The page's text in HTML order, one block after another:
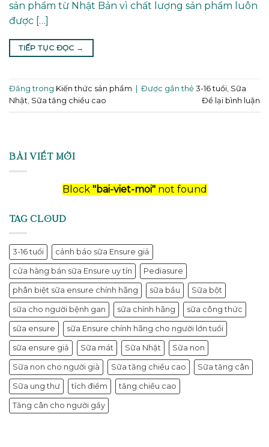
sản phẩm từ Nhật Bản vì chất lượng sản phẩm luôn
được […]
TIẾP TỤC ĐỌC →
Đăng trong Kiến thức sản phẩm Được gắn thẻ 3-16 tuổi, Sữa
Nhật, Sữa tăng chiều cao Để lại bình luận
BÀI VIẾT MỚI
Block "bai-viet-moi"not found
TAG CLOUD
3-16 tuổi cảnh báo sữa Ensure giả
cửa hàng bán sữa Ensure uy tín Pediasure
phân biệt sữa ensure chính hãng sữa bầu Sữa bột
sữa cho người bệnh gan sữa chính hãng sữa công thức
sữa ensure sữa Ensure chính hãng cho người lớn tuổi
sữa ensure giả Sữa mát Sữa Nhật Sữa non
Sữa non cho người già Sữa tăng chiều cao Sữa tăng cân
Sữa ung thư tích điểm tăng chiều cao
Tăng cân cho người gầy